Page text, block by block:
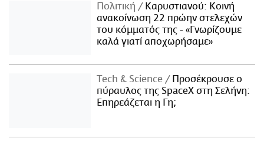
Πολιτική
Καρυστιανού: Κοινή
ανακοίνωση 22 πρώην στελεχών
του κόμματός της - «Γνωρίζουμε
καλά γιατί αποχωρήσαμε»
Τech & Science
Προσέκρουσε ο
πύραυλος της SpaceX στη Σελήνη:
Επηρεάζεται η Γη;